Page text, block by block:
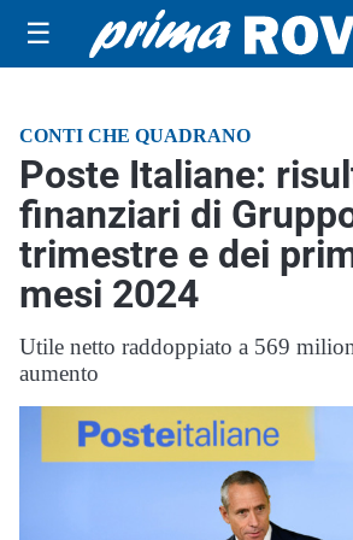
☰
CONTI CHE QUADRANO
Poste Italiane:
finanziari di
trimestre e dei
mesi 2024
Utile netto raddoppiato a 569
aumento